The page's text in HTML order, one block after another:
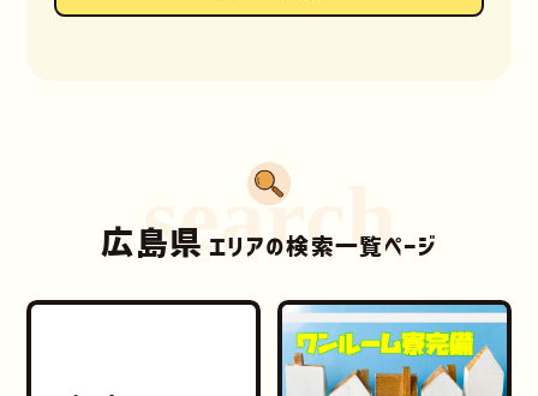
広島県 エリアの検索一覧ページ
search